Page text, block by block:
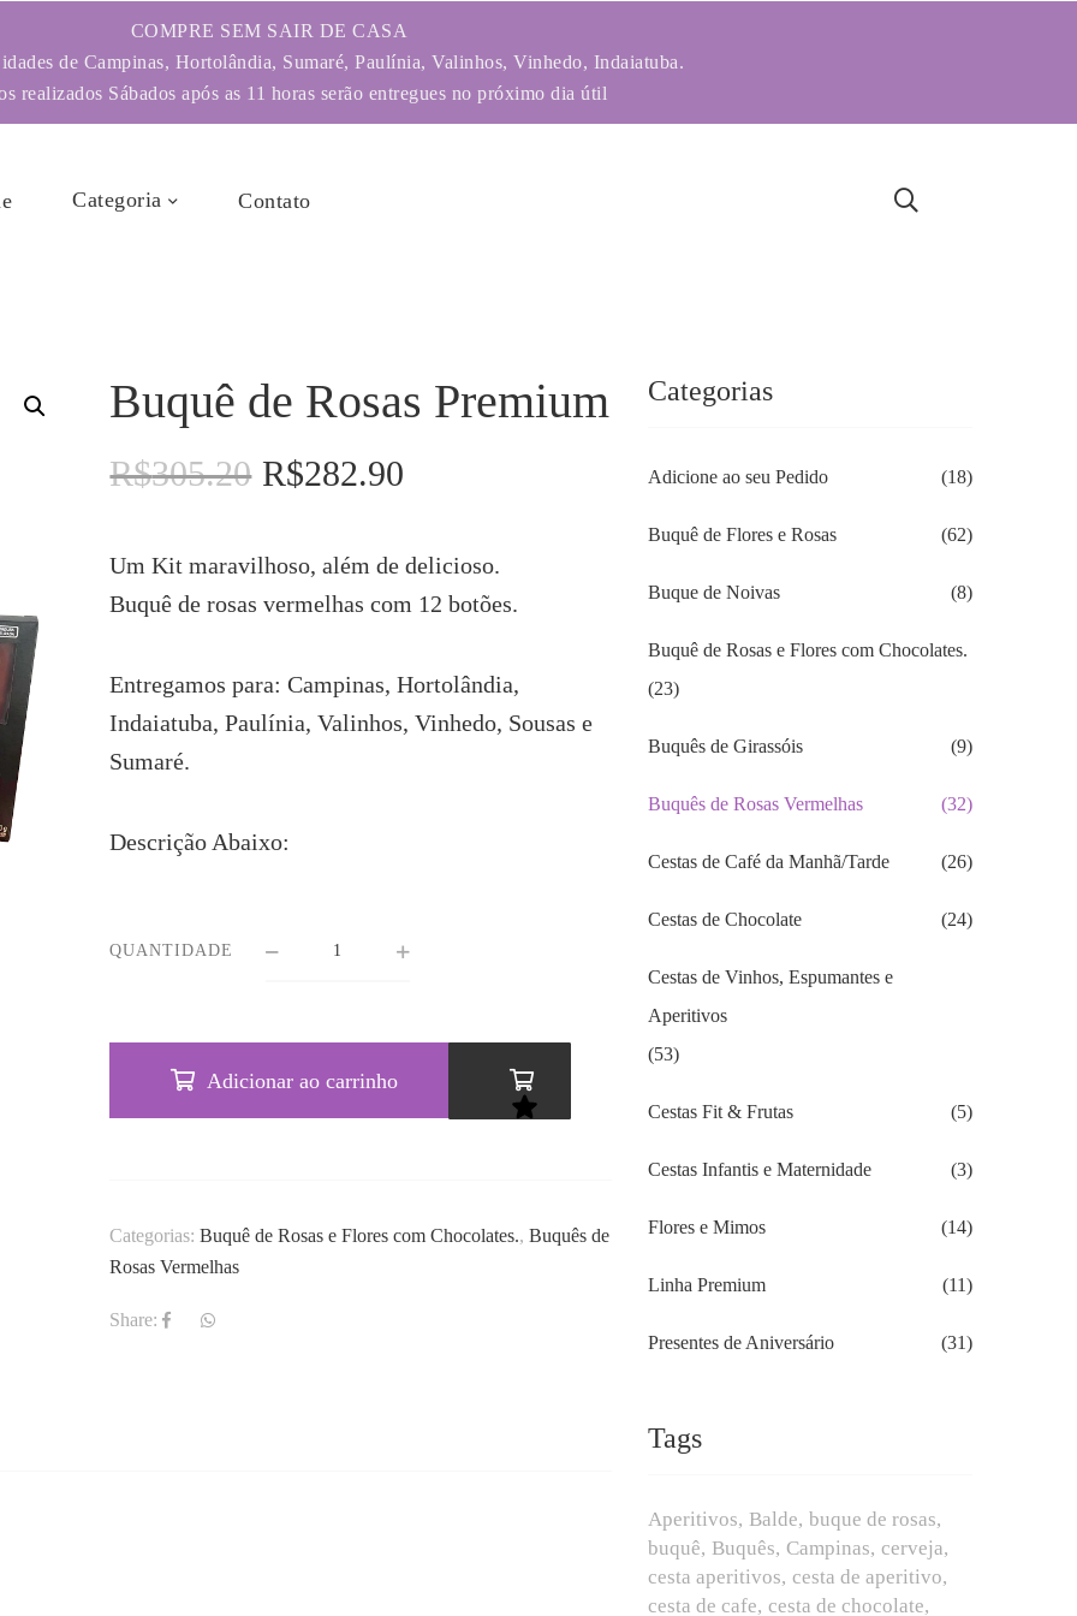
COMPRE SEM SAIR DE CASA
de Campinas, Hortolândia, Sumaré, Paulínia, Valinhos, Vinhedo, Indaiatuba.
realizados Sábados após as 11 horas serão entregues no próximo dia útil
Categoria Contato
Buquê de Rosas Premium
R$305.20 O
era:
R$305.20.
R$282.90
é:
R$282.90.
Um Kit maravilhoso, além de delicioso.
Buquê de rosas vermelhas com 12 botões.
Entregamos para: Campinas, Hortolândia,
Indaiatuba, Paulínia, Valinhos, Vinhedo, Sousas e
Sumaré.
Descrição Abaixo:
QUANTIDADE
Adicionar ao carrinho
Categorias:Buquê de Rosas e Flores com Chocolates.,Buquês de
Rosas Vermelhas
Share:
Categorias
Adicione ao seu Pedido (18)
Buquê de Flores e Rosas (62)
Buque de Noivas (8)
Buquê de Rosas e Flores com Chocolates.
(23)
Buquês de Girassóis (9)
Buquês de Rosas Vermelhas (32)
Cestas de Café da Manhã/Tarde (26)
Cestas de Chocolate (24)
Cestas de Vinhos, Espumantes e
Aperitivos
(53)
Cestas Fit & Frutas (5)
Cestas Infantis e Maternidade (3)
Flores e Mimos (14)
Linha Premium (11)
Presentes de Aniversário (31)
Tags
Aperitivos Balde buque de rosas
buquê Buquês Campinas cerveja
cesta aperitivos cesta de aperitivo
cesta de cafe cesta de chocolate